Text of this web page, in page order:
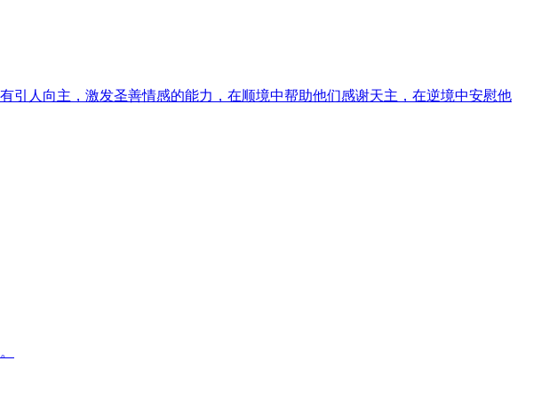
人向主，激发圣善情感的能力，在顺境中帮助他们感谢天主，在逆境中安慰他